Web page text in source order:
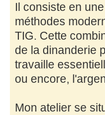
Il consiste en
méthodes
TIG. Cette
de la dinanderie
travaille
ou encore,
Mon atelier se